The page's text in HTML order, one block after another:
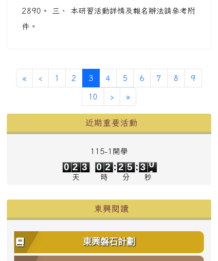
2890。 三、 本研習活動詳情及報名辦法請參考附
件。
«第一頁
‹ 上一頁
1 2 3 (目前頁次)
4 5 6 7 8 9
10 ›下一頁
»最後頁
近期重要活動
115-1開學
0 2 3
天
0
0
2
2
時
:
2
2
5
5
分
: 3 0
秒
東興閱讀
東興磐石計劃